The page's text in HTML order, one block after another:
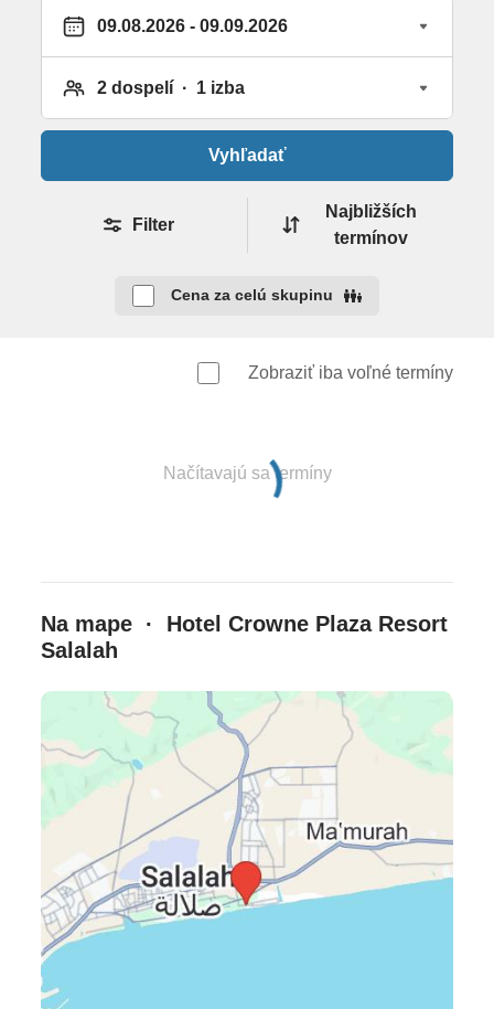
časoch).
Vybavenie a služby hotela
celkom 153 izieb • vstupná hala s 24-hodinovou
recepciou • Wi-Fi zdarma • tropická záhrada •
slnečná terasa • viaceré reštaurácie • bary (plážový,
pri bazéne, lobby, koktejlový) • kaviareň • 3 bazény •
slnečníky a ležadlá pri bazénoch a na pláži zdarma •
vírivka • wellness centrum (za poplatok; sauny, parný
kúpeľ, vírivka, masáže a rôzne procedúry) • salón
plážový volejbal • squash • vodné športy (za
obchodík so suvenírmi • konferenčné miestnosti
detský bazén • tobogán • detské ihrisko •
Reštaurácie
(hlavná reštaurácia) •Ocean Blue Beach
House
(a´la carte plážová reštaurácia a kaviareň,
lokálna a svetová kuchyňa) •Dolphin Terazza (a´la
carte talianska kuchyňa)
Al Khareef Pub(pivá, spirits a koktejly; s
panoramatickým výhľadom na more, bazény a okolie
hotela) •
Luban Night Club
Vyhľadať
Filter
Najbližších
termínov
Cena za celú skupinu
Zobraziť iba voľné termíny
Načítavajú sa termíny
Na mape · Hotel Crowne Plaza Resort
Salalah